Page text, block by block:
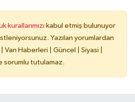
kurallarımızı kabul etmiş bulunuyor
Yazılan yorumlardan
Van Haberleri | Güncel | Siyasi |
sorumlu tutulamaz.